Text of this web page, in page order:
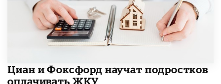
Циан и Фоксфорд научат подростков
оплачивать ЖКУ